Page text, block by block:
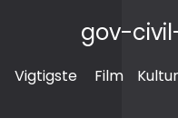
gov-
Vigtigste Film Kultur